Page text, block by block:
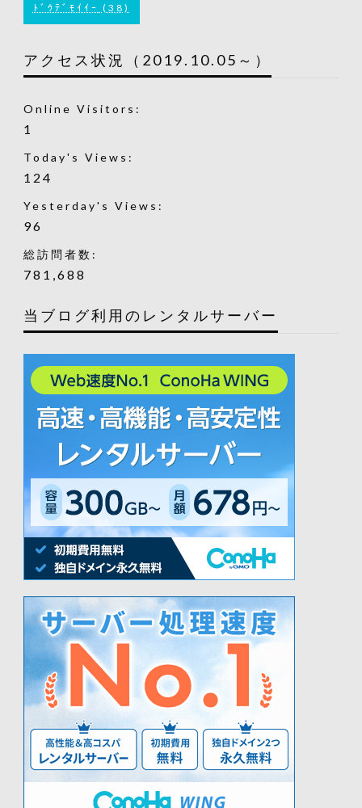
ﾄﾞｳﾃﾞﾓｲｲｰ (38)
アクセス状況（2019.10.05～）
Online Visitors:
1
Today's Views:
124
Yesterday's Views:
96
総訪問者数:
781,688
当ブログ利用のレンタルサーバー